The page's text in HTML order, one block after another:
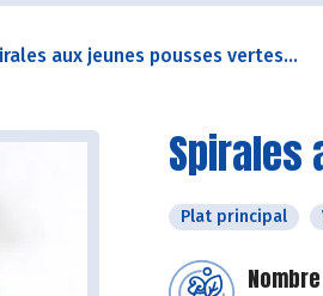
aux jeunes pousses vertes...
Spirales
Plat principal